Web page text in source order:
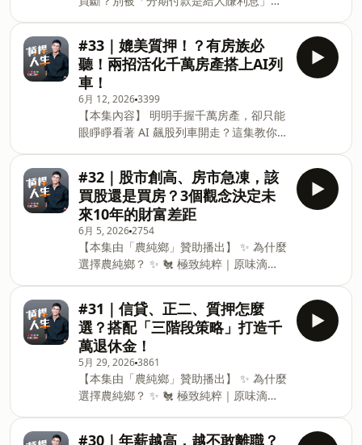
06:51 槓桿工具怎麼選？比利率更重要的
是出場風險 09:43 投資最難的不是賣掉，
而是大跌後你還敢不敢買回來 15:00 為什
麼你該害怕被斷頭？失去時
壓垮生活的重擔！本集深入剖析信貸與質
押的底層邏輯，跟著 6 個防禦步驟穩健控
管維持率，打造真正能安心睡覺的資產配
置！ ——— 【章節標記】 00:00 閒聊：
重感冒與幼稚園說故事初體驗 05:08 台股
融資餘額創歷史新高 6074 億代表什麼？
06:21 最新槓桿倍率公開與理財型房貸資
金運用 07:07 實用教學：如何用
ChatGPT 計算資產負債與槓桿倍率？
10:25 牛市最危險的錯覺：把大盤上漲當
成自己的投資能力 11:39 質押一千萬 All
in
制為例，帶你用富人的 4 大決策框架算清
「機會成本」，打破無債一身輕的線性思
維陷阱，把資金留在真正能幫你生錢的地
方！ 買斷真的最划算嗎？這集帶你跳脫傳
統的財務盲點，完整解析訂閱制 vs 買斷
制的 4 個核心決策維度！ 節目後半段更加
碼解答：台股槓桿倍率操作實戰、0050正
二到底能不能長期持有，以及揹負高額千
萬房貸如何優化現金流，陪你建立高勝率
的資本配置！ — 【章節標記】 00:00 槓
桿人生新社群定位與粉絲團佈局 02:08 兒
童牙齒矯正黃金期：肌功能矯正器與口呼
吸影響 07:53 聯準會維持利率不變：為何
我將股市槓桿倍率拉高至 1.88 倍 10:22
特斯拉 FSD 取消買斷！訂閱制 vs 買斷制
的 4 個決策框架 14:14 框架一：破解損益
兩平點與
#33｜媲美質押！？有房族必
聽！兩招活化千萬房產搭上AI列
車！
6月 12, 20263399
【本集內容】 明明手握千萬房產，卻只能
眼睜睜看著 AI 飆股列車開走？這集教你
股票質押更穩定的「理財型房貸」與「一
般增貸」！把死守的鋼筋水泥變成源源不
絕的現金流提款卡，不僅沒有斷頭維持率
的壓力，還能隨借隨還。現在就跟著我們
徹底活化房產，讓全世界最聰明的企業幫
你打工！還在苦苦追求提早還清房貸嗎？
你可能白白放棄了國家給普通人的「超強
金融特權」！這集深度解析有房族專屬的
千萬搬錢術，破解「一般增貸」與「理財
型房貸」這兩個贏過質押的神級工具，並
完整揭露理專絕對不敢告訴你的致命隱藏
風險（小心銀行雨天收傘！）。教你如何
在保住現金流安全網的前提下，無痛搭上
史詩級的 AI 投資列車！ — 【章節標記】
00:00 閒聊：成功戒除小孩夜尿的神奇寶
可夢獎勵法 02:48 台美股大洗盤！散戶買
到溢價變身第四大法人 06:33 房貸族的致
#32｜股市創高、房市急凍，該
買股還是買房？3個觀念決定未
來10年的財富差距
6月 5, 20262754
【本集由「農純鄉」贊助播出】 ✨ 為什麼
選擇農純鄉？ ✨ 🐔 極致純粹｜原味滴雞
摻一滴水！ • 業界唯一敢公開養雞場，成
分純粹只有「雞」。 • 真正零負擔：0 脂
肪、低熱量，鈉含量為市售最低。 🐟 在
地嚴選｜七星鱸魚精 • 嚴選台灣在地七星
鱸魚，承諾絕不使用抗生素、動物藥劑與
除草劑。 • 採生態養殖取代傳統養殖，讓
每尾魚都有充足的空間健康成長。 💡
Ivan 專屬推薦買法 💡 🎁 送禮首選： 原
味滴雞精 8 入雙盒裝（超值團購價
#31｜信貸、正二、質押怎麼
選？搭配「三階段策略」打造千
萬退休金！
5月 29, 20263861
【本集由「農純鄉」贊助播出】 ✨ 為什麼
選擇農純鄉？ ✨ 🐔 極致純粹｜原味滴雞
摻一滴水！ • 業界唯一敢公開養雞場，成
#30｜年薪越高，越不敢離職？